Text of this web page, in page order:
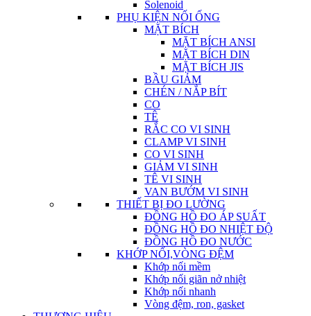
Solenoid
PHỤ KIỆN NỐI ỐNG
MẶT BÍCH
MẶT BÍCH ANSI
MẶT BÍCH DIN
MẶT BÍCH JIS
BẦU GIẢM
CHÉN / NẮP BÍT
CO
TÊ
RẮC CO VI SINH
CLAMP VI SINH
CO VI SINH
GIẢM VI SINH
TÊ VI SINH
VAN BƯỚM VI SINH
THIẾT BỊ ĐO LƯỜNG
ĐỒNG HỒ ĐO ÁP SUẤT
ĐỒNG HỒ ĐO NHIỆT ĐỘ
ĐỒNG HỒ ĐO NƯỚC
KHỚP NỐI,VÒNG ĐỆM
Khớp nối mềm
Khớp nối giãn nở nhiệt
Khớp nối nhanh
Vòng đệm, ron, gasket